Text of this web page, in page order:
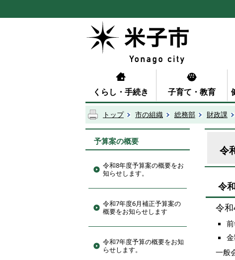
くらし・手続き 子育て・教育
トップ 市の組織 総務部 財政課
予算案の概要
令和8年度予算案の概要をお
知らせします。
令和7年度6月補正予算案の
概要をお知らせします
令和7年度予算の概要をお知
らせします。
令
令
令
一般